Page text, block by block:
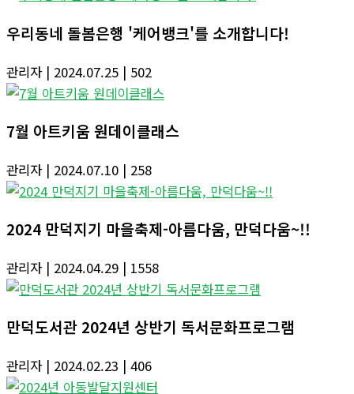
우리동네 돌봄은행 '케어뱅크'를 소개합니다!
관리자 | 2024.07.25 | 502
7월 아트키움 원데이클래스
관리자 | 2024.07.10 | 258
2024 만덕지기 마을축제-아름다움, 만덕다움~!!
관리자 | 2024.04.29 | 1558
만덕도서관 2024년 상반기 독서문화프로그램
관리자 | 2024.02.23 | 406